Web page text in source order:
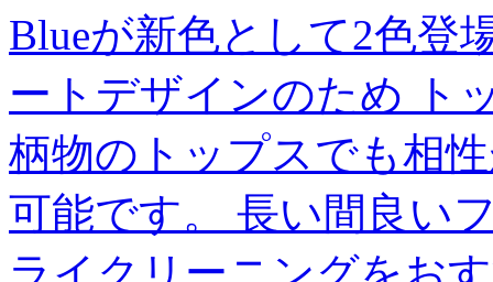
Blueが新色として2色登
ートデザインのため ト
柄物のトップスでも相
可能です。 長い間良い